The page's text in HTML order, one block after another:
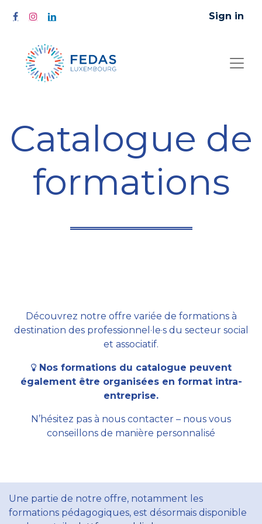
Sign in
Catalogue de
formations
Découvrez notre offre variée de formations à
destination des professionnel·le·s du secteur social
et associatif.
Nos formations du catalogue peuvent
également être organisées en format intra-
entreprise.
N’hésitez pas à nous contacter – nous vous
conseillons de manière personnalisé
Une partie de notre offre, notamment les
formations pédagogiques, est désormais disponible